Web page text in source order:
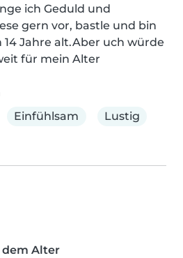
ich Geduld und
gern vor, bastle und bin
Jahre alt.Aber uch würde
für mein Alter
Einfühlsam Lustig
Alter